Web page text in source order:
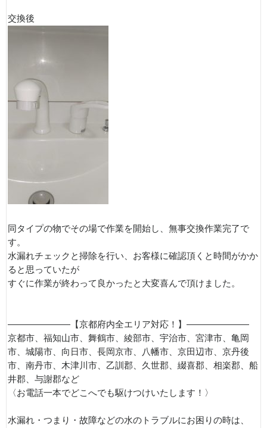
交換後
同タイプの物でその場で作業を開始し、無事交換作業完了で
す。
水漏れチェックと掃除を行い、お客様に確認頂くと時間がかか
ると思っていたが
すぐに作業が終わって良かったと大変喜んで頂けました。
———————【京都府内全エリア対応！】———————
京都市、福知山市、舞鶴市、綾部市、宇治市、宮津市、亀岡
市、城陽市、向日市、長岡京市、八幡市、京田辺市、京丹後
市、南丹市、木津川市、乙訓郡、久世郡、綴喜郡、相楽郡、船
井郡、与謝郡など
〈お電話一本でどこへでも駆けつけいたします！〉
水漏れ・つまり・故障などの水のトラブルにお困りの時は、